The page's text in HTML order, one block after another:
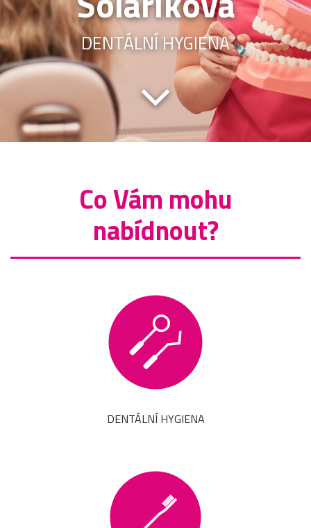
DENTÁLNÍ HYGIENA
Co Vám mohu
nabídnout?
DENTÁLNÍ HYGIENA